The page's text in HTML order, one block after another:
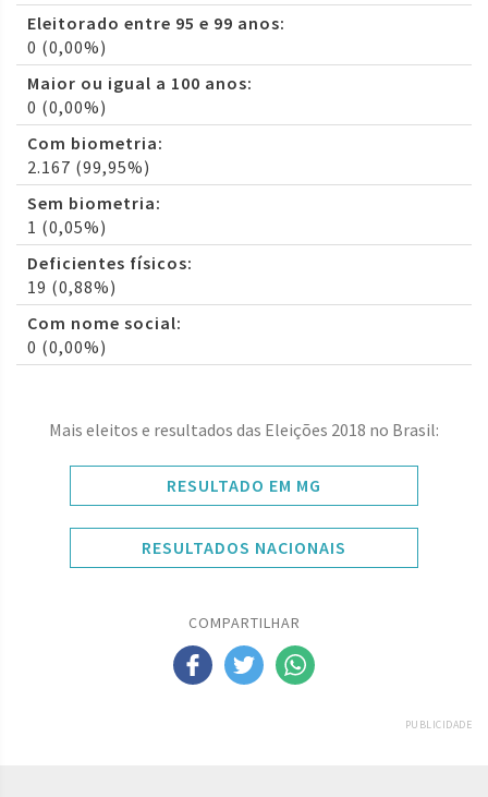
Eleitorado entre 95 e 99 anos:
0 (0,00%)
Maior ou igual a 100 anos:
0 (0,00%)
Com biometria:
2.167 (99,95%)
Sem biometria:
1 (0,05%)
Deficientes físicos:
19 (0,88%)
Com nome social:
0 (0,00%)
Mais eleitos e resultados das Eleições 2018 no Brasil:
RESULTADO EM MG
RESULTADOS NACIONAIS
COMPARTILHAR
PUBLICIDADE